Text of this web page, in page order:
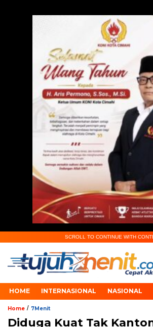
SCROLL TO CONTINUE WITH
HOME INTERNASIONAL NASIONAL
Home / 7Menit
Diduga Kuat Tak